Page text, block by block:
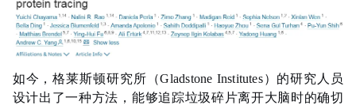
如今，格莱斯顿研究所（Gladstone Institutes）的研究人员
设计出了一种方法，能够追踪垃圾碎片离开大脑时的确切